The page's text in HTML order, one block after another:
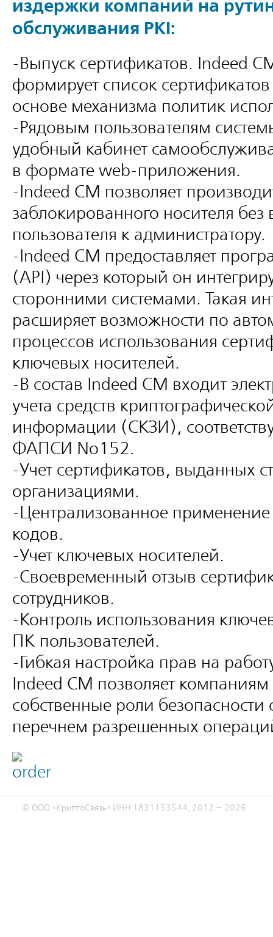
издержки компаний на
обслуживания PKI:
-Выпуск сертификатов. Indeed
формирует список
основе механизма политик
-Рядовым пользователям
удобный кабинет
в формате web-приложения.
-Indeed CM позволяет
заблокированного носителя без
пользователя к администратору.
-Indeed CM предоставляет
(API) через который он
сторонними системами. Такая
расширяет возможности по
процессов использования
ключевых носителей.
-В состав Indeed CM входит
учета средств
информации (СКЗИ),
ФАПСИ No152.
-Учет сертификатов, выданных
организациями.
-Централизованное применение
кодов.
-Учет ключевых носителей.
-Своевременный отзыв
сотрудников.
-Контроль использования
ПК пользователей.
-Гибкая настройка прав на
Indeed CM позволяет
собственные роли
перечнем разрешенных
© ООО «КриптоСвязь» ИНН 1831153544, 2012 — 2026